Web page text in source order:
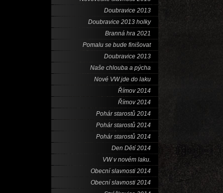
Doubravice 2013
Doubravice 2013 holky
Branná hra 2021
Pomalu se bude finišovat
Doubravice 2013
Naše chlouba a pýcha
Nové VW jde do laku
Římov 2014
Římov 2014
Pohár starostů 2014
Pohár starostů 2014
Pohár starostů 2014
Den Dětí 2014
VW v novém laku.
Obecní slavnosti 2014
Obecní slavnosti 2014